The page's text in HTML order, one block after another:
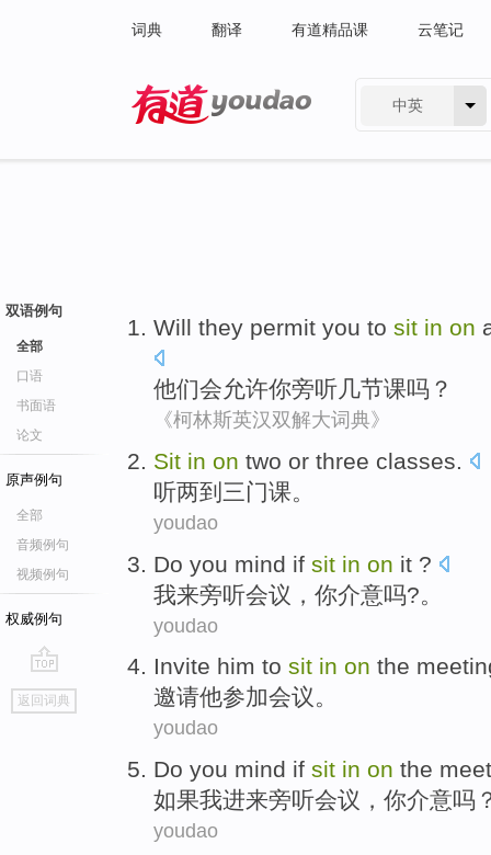
词典 翻译 有道精品课 云笔记
中英
双语例句
全部
口语
书面语
论文
原声例句
全部
音频例句
视频例句
权威例句
go
top
返回词典
Will they permit you to sit in on
他们会允许你旁听几节课吗？
《柯林斯英汉双解大词典》
Sit in on two or three classes.
听两到 三门课。
youdao
Do you mind if sit in on it ?
我来旁听会议， 你介意吗?。
youdao
Invite him to sit in on the
邀请他参加会议。
youdao
Do you mind if sit in on the
如果我进来旁听会议， 你介意吗
youdao